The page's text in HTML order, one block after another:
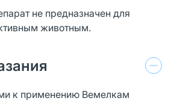
не предназначен для
животным.
к применению Вемелкам